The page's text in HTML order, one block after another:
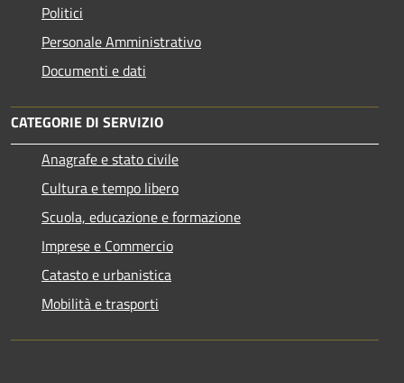
Politici
Personale Amministrativo
Documenti e dati
CATEGORIE DI SERVIZIO
Anagrafe e stato civile
Cultura e tempo libero
Scuola, educazione e formazione
Imprese e Commercio
Catasto e urbanistica
Mobilità e trasporti